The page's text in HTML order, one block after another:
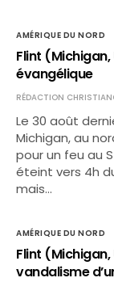
AMÉRIQUE DU NORD
Flint (Michigan,
évangélique
RÉDACTION
Le 30 août
Michigan, au
pour un feu au
éteint vers 4h
mais…
AMÉRIQUE DU NORD
Flint (Michigan,
vandalisme